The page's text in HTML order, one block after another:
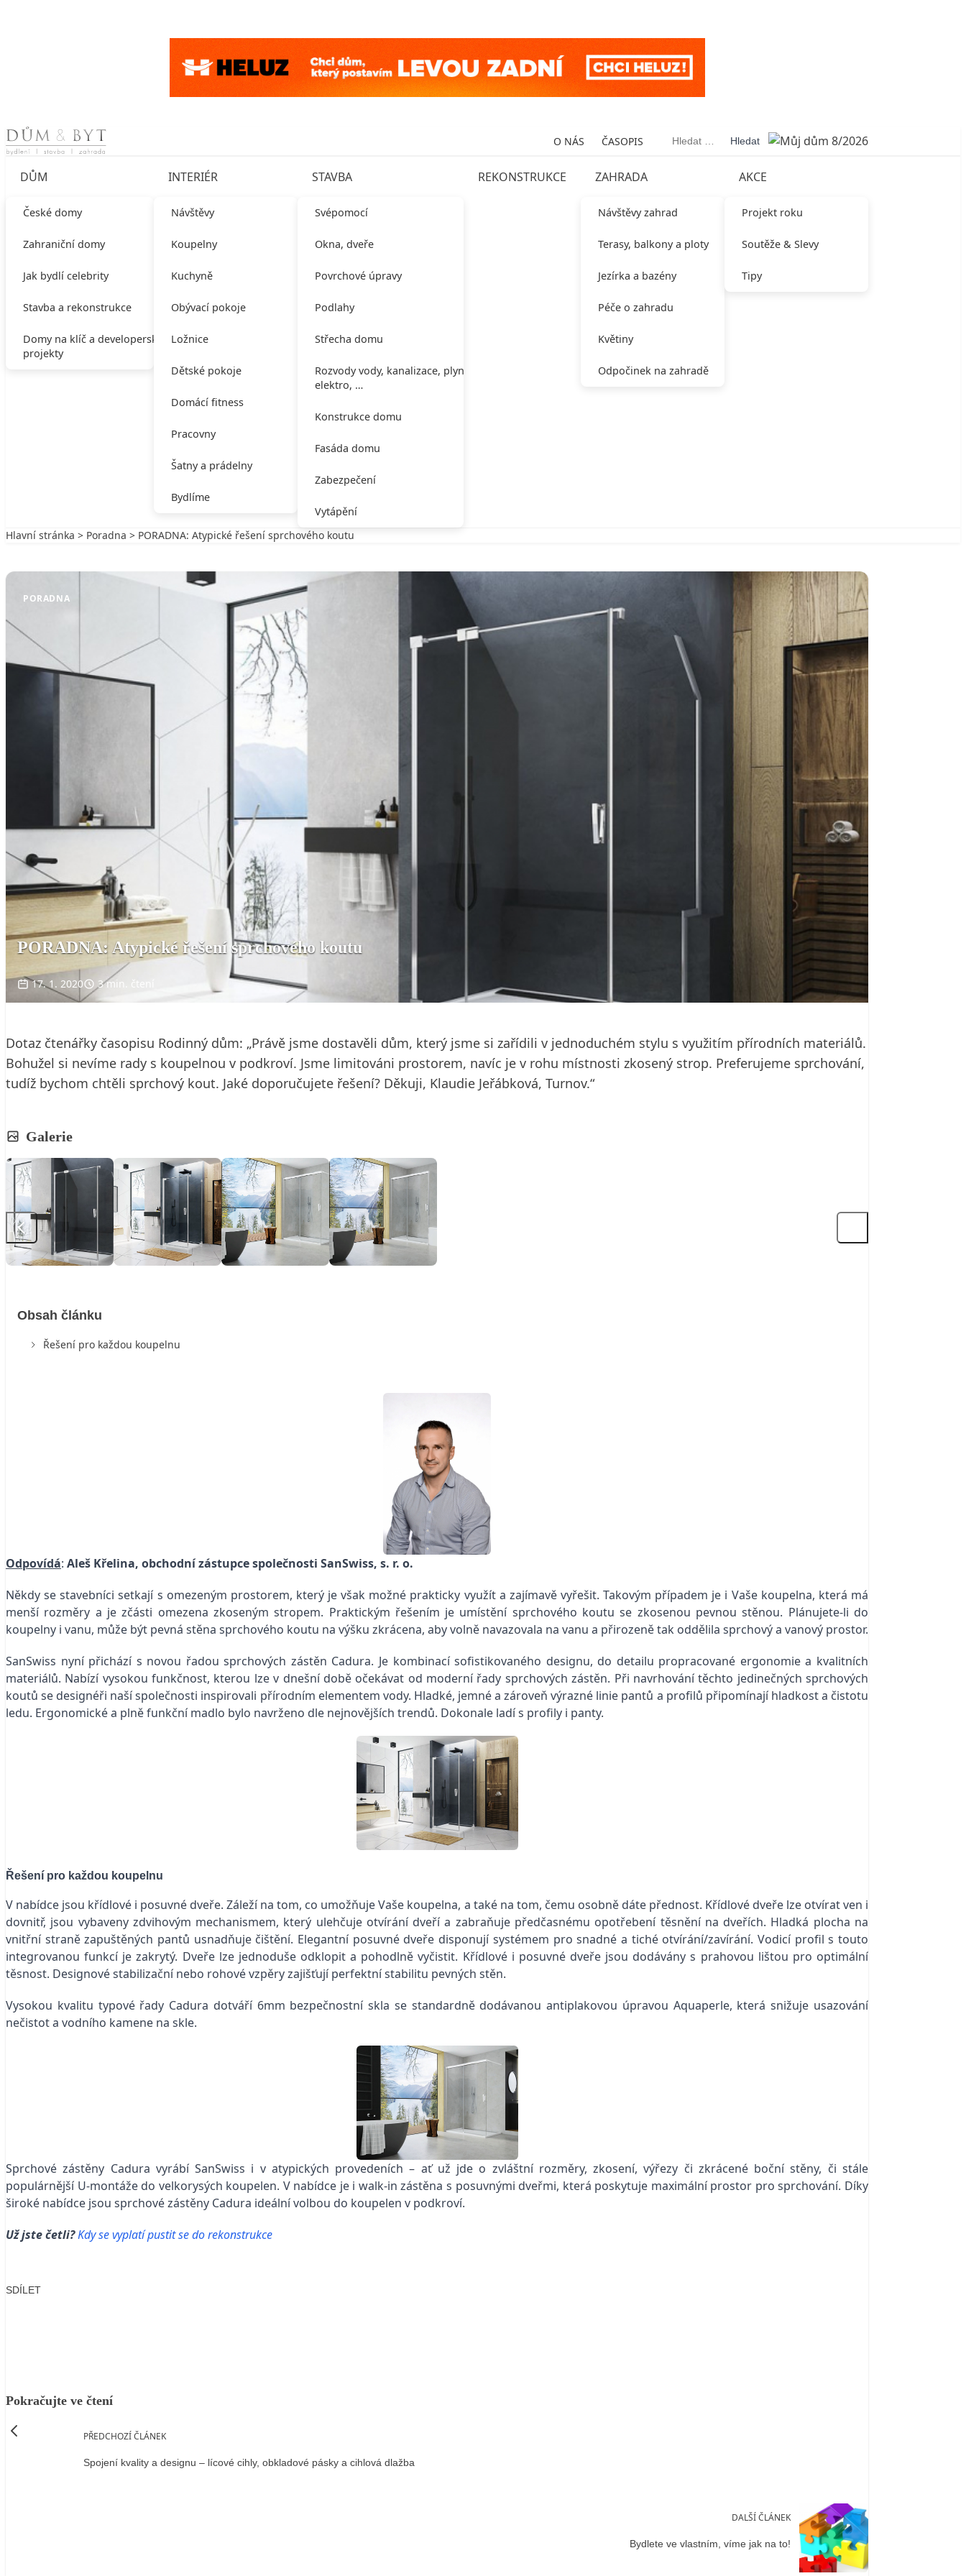
Skip to content O NÁS ČASOPIS Vyhledávání
DŮM
České domy
Zahraniční domy
Jak bydlí celebrity
Stavba a rekonstrukce
Domy na klíč a developerské
projekty
INTERIÉR
Návštěvy
Koupelny
Kuchyně
Obývací pokoje
Ložnice
Dětské pokoje
Domácí fitness
Pracovny
Šatny a prádelny
Bydlíme
STAVBA
Svépomocí
Okna, dveře
Povrchové úpravy
Podlahy
Střecha domu
Rozvody vody, kanalizace, plynu,
elektro, …
Konstrukce domu
Fasáda domu
Zabezpečení
Vytápění
REKONSTRUKCE ZAHRADA
Návštěvy zahrad
Terasy, balkony a ploty
Jezírka a bazény
Péče o zahradu
Květiny
Odpočinek na zahradě
AKCE
Projekt roku
Soutěže & Slevy
Tipy
Hlavní stránka > Poradna > PORADNA: Atypické řešení sprchového koutu
PORADNA
PORADNA: Atypické řešení sprchového koutu
17. 1. 2020 3 min. čtení
Dotaz čtenářky časopisu Rodinný dům: „Právě jsme dostavěli dům, který jsme si zařídili v jednoduchém stylu s využitím přírodních materiálů.
Bohužel si nevíme rady s koupelnou v podkroví. Jsme limitováni prostorem, navíc je v rohu místnosti zkosený strop. Preferujeme sprchování,
tudíž bychom chtěli sprchový kout. Jaké doporučujete řešení? Děkuji, Klaudie Jeřábková, Turnov.“
Galerie
Obsah článku
Řešení pro každou koupelnu
Odpovídá: Aleš Křelina, obchodní zástupce společnosti SanSwiss, s. r. o.
Někdy se stavebníci setkají s omezeným prostorem, který je však možné prakticky využít a zajímavě vyřešit. Takovým případem je i Vaše koupelna, která má
menší rozměry a je zčásti omezena zkoseným stropem. Praktickým řešením je umístění sprchového koutu se zkosenou pevnou stěnou. Plánujete-li do
koupelny i vanu, může být pevná stěna sprchového koutu na výšku zkrácena, aby volně navazovala na vanu a přirozeně tak oddělila sprchový a vanový prostor.
SanSwiss nyní přichází s novou řadou sprchových zástěn Cadura. Je kombinací sofistikovaného designu, do detailu propracované ergonomie a kvalitních
materiálů. Nabízí vysokou funkčnost, kterou lze v dnešní době očekávat od moderní řady sprchových zástěn. Při navrhování těchto jedinečných sprchových
koutů se designéři naší společnosti inspirovali přírodním elementem vody. Hladké, jemné a zároveň výrazné linie pantů a profilů připomínají hladkost a čistotu
ledu. Ergonomické a plně funkční madlo bylo navrženo dle nejnovějších trendů. Dokonale ladí s profily i panty.
Řešení pro každou koupelnu
V nabídce jsou křídlové i posuvné dveře. Záleží na tom, co umožňuje Vaše koupelna, a také na tom, čemu osobně dáte přednost. Křídlové dveře lze otvírat ven i
dovnitř, jsou vybaveny zdvihovým mechanismem, který ulehčuje otvírání dveří a zabraňuje předčasnému opotřebení těsnění na dveřích. Hladká plocha na
vnitřní straně zapuštěných pantů usnadňuje čištění. Elegantní posuvné dveře disponují systémem pro snadné a tiché otvírání/zavírání. Vodicí profil s touto
integrovanou funkcí je zakrytý. Dveře lze jednoduše odklopit a pohodlně vyčistit. Křídlové i posuvné dveře jsou dodávány s prahovou lištou pro optimální
těsnost. Designové stabilizační nebo rohové vzpěry zajišťují perfektní stabilitu pevných stěn.
Vysokou kvalitu typové řady Cadura dotváří 6mm bezpečnostní skla se standardně dodávanou antiplakovou úpravou Aquaperle, která snižuje usazování
nečistot a vodního kamene na skle.
Sprchové zástěny Cadura vyrábí SanSwiss i v atypických provedeních – ať už jde o zvláštní rozměry, zkosení, výřezy či zkrácené boční stěny, či stále
populárnější U-montáže do velkorysých koupelen. V nabídce je i walk-in zástěna s posuvnými dveřmi, která poskytuje maximální prostor pro sprchování. Díky
široké nabídce jsou sprchové zástěny Cadura ideální volbou do koupelen v podkroví.
Už jste četli?Kdy se vyplatí pustit se do rekonstrukce
SDÍLET
Pokračujte ve čtení
PŘEDCHOZÍ ČLÁNEK
Spojení kvality a designu – lícové cihly, obkladové pásky a cihlová dlažba
DALŠÍ ČLÁNEK
Bydlete ve vlastním, víme jak na to!